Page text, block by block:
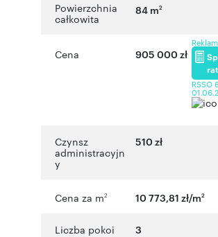
Powierzchnia
całkowita
84 m2
Cena 905 000 zł
RSSO
Czynsz
administracyjn
y
510 zł
Cena za m2 10 773,81 zł/m2
Liczba pokoi 3